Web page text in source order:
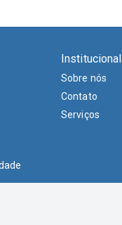
Institucional
Sobre nós
Contato
Serviços